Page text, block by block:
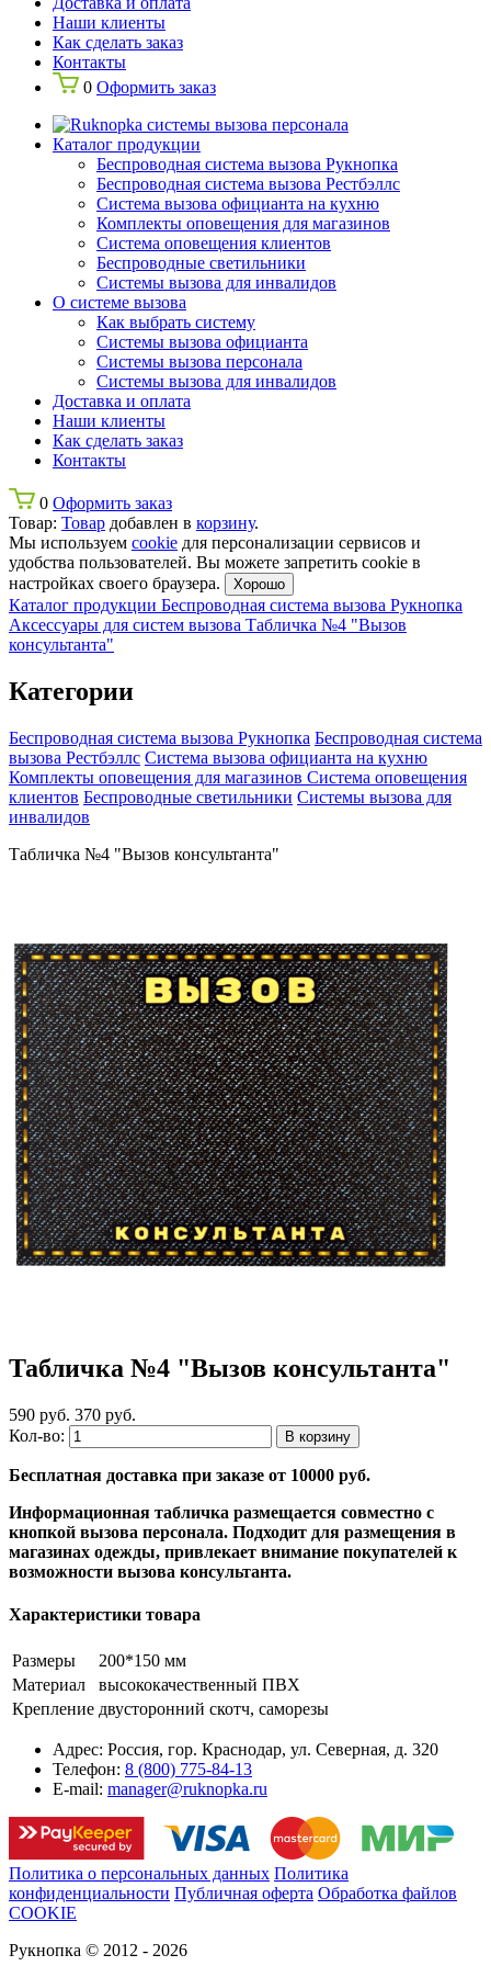
Наши клиенты
Как сделать заказ
Контакты
0 Оформить заказ
Каталог продукции
Беспроводная система вызова Рукнопка
Беспроводная система вызова Рестбэллс
Система вызова официанта на кухню
Комплекты оповещения для магазинов
Система оповещения клиентов
Беспроводные светильники
Системы вызова для инвалидов
О системе вызова
Как выбрать систему
Системы вызова официанта
Системы вызова персонала
Системы вызова для инвалидов
Доставка и оплата
Наши клиенты
Как сделать заказ
Контакты
0 Оформить заказ
Товар: Товар добавлен в корзину.
Мы используем cookie для персонализации сервисов и
удобства пользователей. Вы можете запретить cookie в
настройках своего браузера.
Хорошо
Каталог продукции Беспроводная система вызова Рукнопка
Аксессуары для систем вызова Табличка №4 "Вызов
консультанта"
Категории
Беспроводная система вызова Рукнопка Беспроводная система
вызова Рестбэллс Система вызова официанта на кухню
Комплекты оповещения для магазинов Система оповещения
клиентов Беспроводные светильники Системы вызова для
инвалидов
Табличка №4 "Вызов консультанта"
Табличка №4 "Вызов консультанта"
590 руб. 370 руб.
Кол-во:
Бесплатная доставка при заказе от 10000 руб.
Информационная табличка размещается совместно с
кнопкой вызова персонала. Подходит для размещения в
магазинах одежды, привлекает внимание покупателей к
возможности вызова консультанта.
Характеристики товара
Размеры
200*150 мм
Материал
высококачественный ПВХ
Крепление двусторонний скотч, саморезы
Адрес: Россия, гор. Краснодар, ул. Северная, д. 320
Телефон: 8 (800) 775-84-13
E-mail: manager@ruknopka.ru
Политика о персональных данных Политика
конфиденциальности Публичная оферта Обработка файлов
COOKIE
Рукнопка © 2012 - 2026